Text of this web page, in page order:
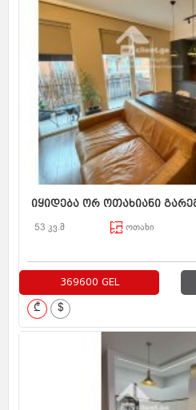
იყიდება ორ ოთახიანი
53 კვ.მ ოთახი
369600 GEL
₾ $